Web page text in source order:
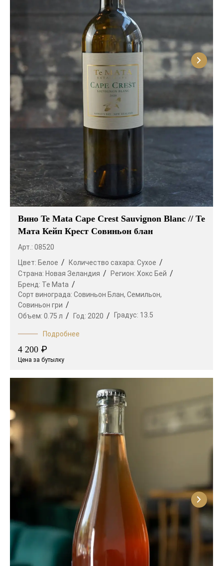
Итальянские вина
Французские вина
Испанские вина
Водка
Саке
Пиво
Вино Te Mata Cape Crest Sauvignon Blanc // Те
Мата Кейп Крест Совиньон блан
Арт.: 08520
Цвет: Белое Количество сахара: Сухое
Страна: Новая Зеландия Регион: Хокс Бей
Бренд: Te Mata
Сорт винограда: Совиньон Блан, Семильон,
Совиньон гри
Объем: 0.75 л Год: 2020 Градус: 13.5
Подробнее
4 200 ₽
Цена за бутылку